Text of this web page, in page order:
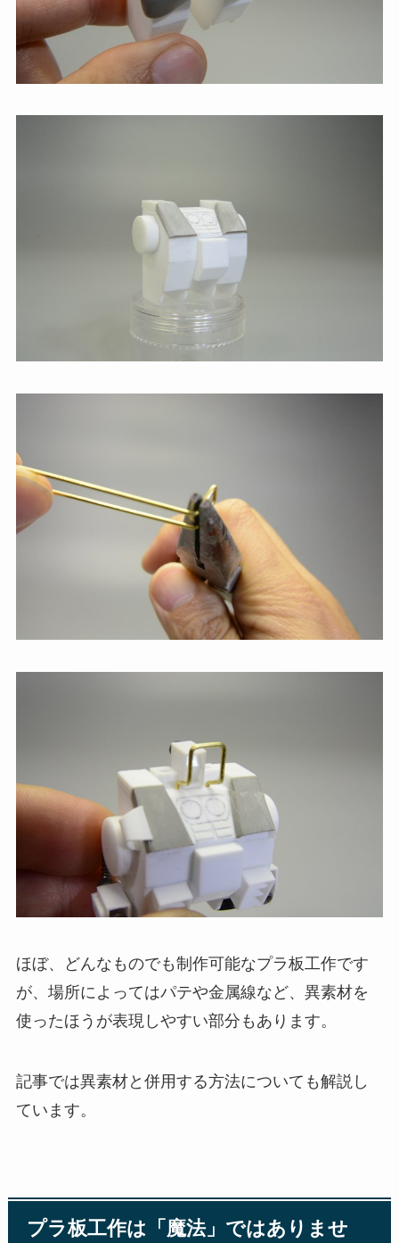
ほぼ、どんなものでも制作可能なプラ板工作です
が、場所によってはパテや金属線など、異素材を
使ったほうが表現しやすい部分もあります。
記事では異素材と併用する方法についても解説し
ています。
プラ板工作は「魔法」ではありませ